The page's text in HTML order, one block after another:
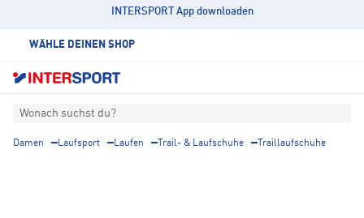
INTERSPORT App downloaden
WÄHLE DEINEN SHOP
Wonach suchst du?
Damen Laufsport Laufen Trail- & Laufschuhe Traillaufschuhe